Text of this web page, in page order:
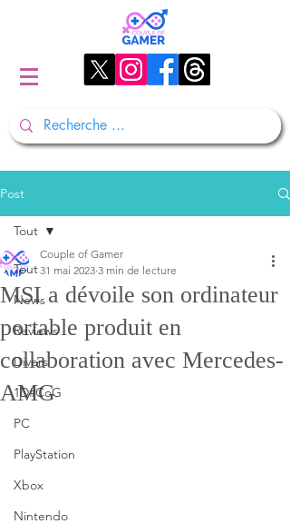
Post
Tout
News
Reviews
Divers
1D#CoG
PC
PlayStation
Xbox
Nintendo
Tout
MSI a dévoile son ordinateur
portable produit en
collaboration avec Mercedes-
AMG
Couple of Gamer
31 mai 2023 3 min de lecture